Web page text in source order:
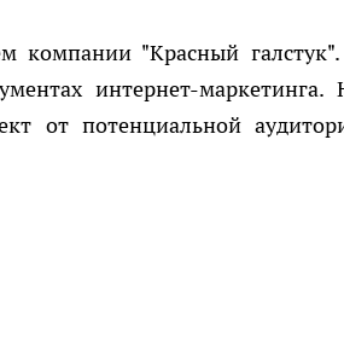
компании "Красный
интернет-маркетинга.
от потенциальной